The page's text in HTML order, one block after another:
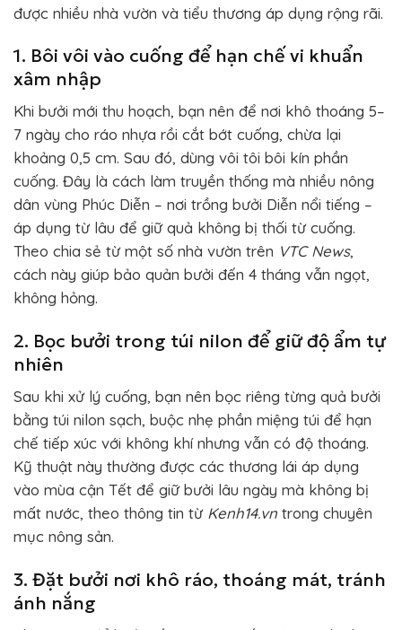
được nhiều nhà vườn và tiểu thương áp dụng rộng rãi.
1. Bôi vôi vào cuống để hạn chế vi khuẩn
xâm nhập
Khi bưởi mới thu hoạch, bạn nên để nơi khô thoáng 5–
7 ngày cho ráo nhựa rồi cắt bớt cuống, chừa lại
khoảng 0,5 cm. Sau đó, dùng vôi tôi bôi kín phần
cuống. Đây là cách làm truyền thống mà nhiều nông
dân vùng Phúc Diễn – nơi trồng bưởi Diễn nổi tiếng –
áp dụng từ lâu để giữ quả không bị thối từ cuống.
Theo chia sẻ từ một số nhà vườn trên VTC News,
cách này giúp bảo quản bưởi đến 4 tháng vẫn ngọt,
không hỏng.
2. Bọc bưởi trong túi nilon để giữ độ ẩm tự
nhiên
Sau khi xử lý cuống, bạn nên bọc riêng từng quả bưởi
bằng túi nilon sạch, buộc nhẹ phần miệng túi để hạn
chế tiếp xúc với không khí nhưng vẫn có độ thoáng.
Kỹ thuật này thường được các thương lái áp dụng
vào mùa cận Tết để giữ bưởi lâu ngày mà không bị
mất nước, theo thông tin từ Kenh14.vn trong chuyên
mục nông sản.
3. Đặt bưởi nơi khô ráo, thoáng mát, tránh
ánh nắng